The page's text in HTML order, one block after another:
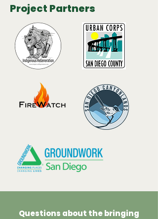
Project Partners
Questions about the bringing